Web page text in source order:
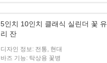
5인치 10인치 클래식 실린더 꽃 유
리 잔
디자인 정보: 전통, 현대
바즈 기능: 탁상용 꽃병